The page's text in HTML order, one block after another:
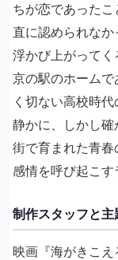
ちが恋であった
直に認められな
浮かび上がって
京の駅のホーム
く切ない高校時
静かに、しかし
街で育まれた青
感情を呼び起こす
制作スタッフと主
映画『海がきこ